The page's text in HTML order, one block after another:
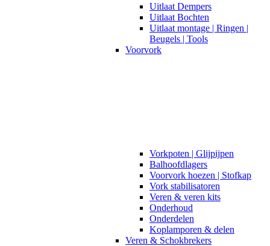
Uitlaat Dempers
Uitlaat Bochten
Uitlaat montage | Ringen |
Beugels | Tools
Voorvork
Vorkpoten | Glijpijpen
Balhoofdlagers
Voorvork hoezen | Stofkap
Vork stabilisatoren
Veren & veren kits
Onderhoud
Onderdelen
Koplamporen & delen
Veren & Schokbrekers